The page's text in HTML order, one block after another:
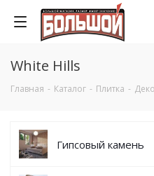
White Hills
Главная - Каталог - Плитка -
Гипсовый камень